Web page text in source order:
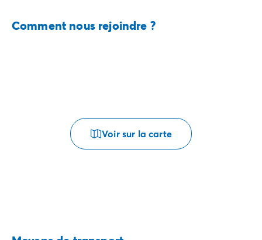
Comment nous rejoindre ?
Voir sur la carte